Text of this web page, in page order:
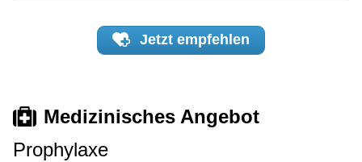
Jetzt empfehlen
Medizinisches Angebot
Prophylaxe